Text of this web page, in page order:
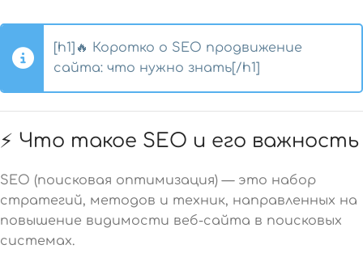
[h1]🔥 Коротко о SEO продвижение
сайта: что нужно знать[/h1]
⚡ Что такое SEO и его важность
SEO (поисковая оптимизация) — это набор
стратегий, методов и техник, направленных на
повышение видимости веб-сайта в поисковых
системах.